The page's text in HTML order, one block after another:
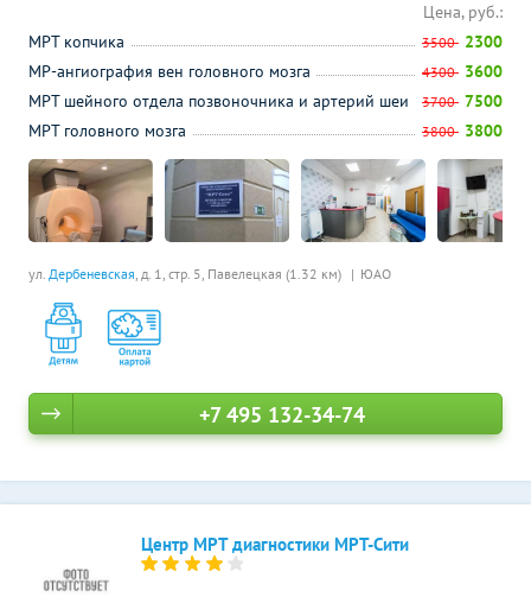
ул. Дербеневская, д. 1, стр. 5, Павелецкая (1.32 км) ЮАО
Цена, руб.:
МРТ копчика
3500 2300
МР-ангиография вен головного мозга
4300 3600
МРТ шейного отдела позвоночника и артерий шеи
3700 7500
МРТ головного мозга
3800 3800
+7 495 132-34-74
Центр МРТ диагностики МРТ-Сити